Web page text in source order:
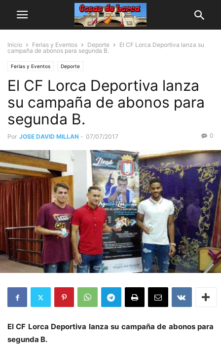
Inicio Ferias y Eventos Deporte
El CF Lorca Deportiva lanza su
campaña de abonos para segunda B.
Ferias y Eventos Deporte
El CF Lorca Deportiva lanza
su campaña de abonos para
segunda B.
Por JOSE DAVID MILLAN - 07/07/2017 0
El CF Lorca Deportiva lanza su campaña de abonos para
segunda B.